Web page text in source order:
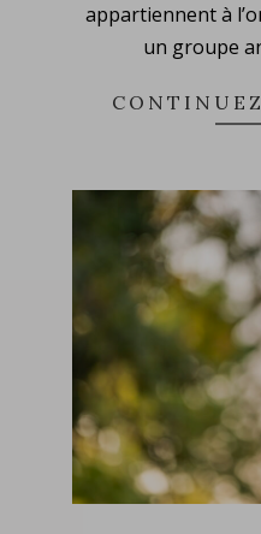
appartiennent à
un groupe
Ne ratez plus